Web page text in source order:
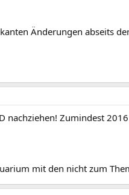
Änderungen abseits
nachziehen! Zumindest
mit den nicht zum